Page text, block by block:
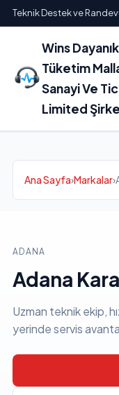
Teknik Destek ve
Wins
Tüketim
Sanayi Ve
Limited
Ana Sayfa›Markalar›
ADANA
Adana
Uzman teknik ekip,
yerinde servis